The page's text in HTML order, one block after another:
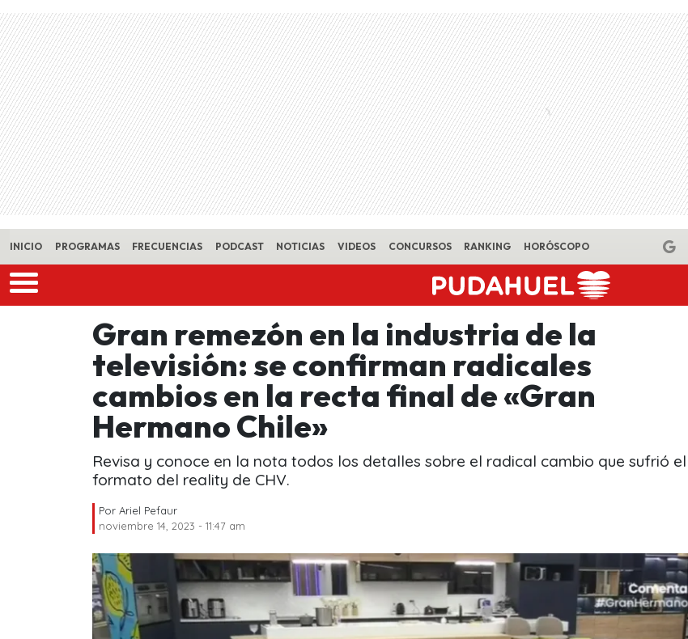
Skip to main content
INICIO PROGRAMAS FRECUENCIAS PODCAST NOTICIAS VIDEOS CONCURSOS RANKING HORÓSCOPO
Gran remezón en la industria de la
televisión: se confirman radicales
cambios en la recta final de «Gran
Hermano Chile»
Revisa y conoce en la nota todos los detalles sobre el radical cambio que sufrió el
formato del reality de CHV.
Por Ariel Pefaur
noviembre 14, 2023 - 11:47 am